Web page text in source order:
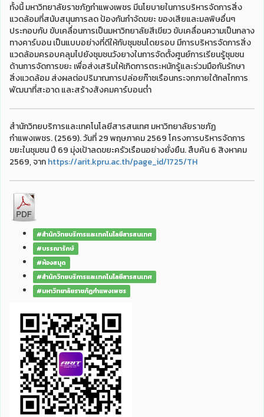
ทั้งนี้ มหาวิทยาลัยราชภัฏกำแพงเพชร มีนโยบายในการบริหารจัดการสิ่ง
แวดล้อมที่สนับสนุนการลด ป้องกันกำจัดขยะ ของเสียและมลพิษอื่นๆ
ประกอบกับ ขับเคลื่อนการเป็นมหาวิทยาลัยสีเขียว ขับเคลื่อนความเป็นกลาง
ทางคาร์บอน เป็นแบบอย่างที่ดีให้กับชุมชนโดยรอบ มีการบริหารจัดการสิ่ง
แวดล้อมครอบคลุมไปยังชุมชนวังยางในการจัดตั้งศูนย์การเรียนรู้ชุมชน
ด้านการจัดการขยะ เพื่อส่งเสริมให้เกิดการตระหนักรู้และร่วมมือกันรักษา
สิ่งแวดล้อม ส่งผลต่อปริมาณการปล่อยก๊าซเรือนกระจกภายใต้กลไกการ
พัฒนาที่สะอาด และสร้างสังคมคาร์บอนต่ำ
สำนักวิทยบริการและเทคโนโลยีสารสนเทศ มหาวิทยาลัยราชภัฏ
กำแพงเพชร. (2569). วันที่ 29 พฤษภาคม 2569 โครงการบริหารจัดการ
ขยะในชุมชน ปี 69 มุ่งเป้าลดขยะครัวเรือนอย่างยั่งยืน. สืบค้น 6 สิงหาคม
2569, จากhttps://arit.kpru.ac.th/page_id/1725/TH
#สำนักวิทยบริการและเทคโนโลยีสารสนเทศ
#บรรณารักษ์
#ห้องสมุด
#สำนักวิทยบริการและเทคโนโลยีสารสนเทศ
#มหาวิทยาลัยราชภัฏกำแพงเพชร